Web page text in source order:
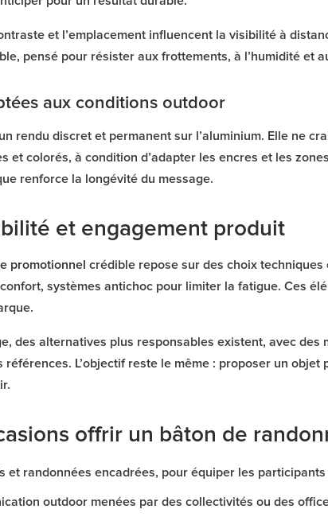
et l’emplacement influencent la visibilité à
pensé pour résister aux frottements, à l’humidité et
aux conditions outdoor
rendu discret et permanent sur l’aluminium. Elle ne
et colorés, à condition d’adapter les encres et les
renforce la longévité du message.
et engagement produit
promotionnel crédible repose sur des choix
systèmes antichoc pour limiter la fatigue. Ces
des alternatives plus responsables existent, avec
références. L’objectif reste le même : proposer un
offrir un bâton de
et randonnées encadrées, pour équiper les
outdoor menées par des collectivités ou des